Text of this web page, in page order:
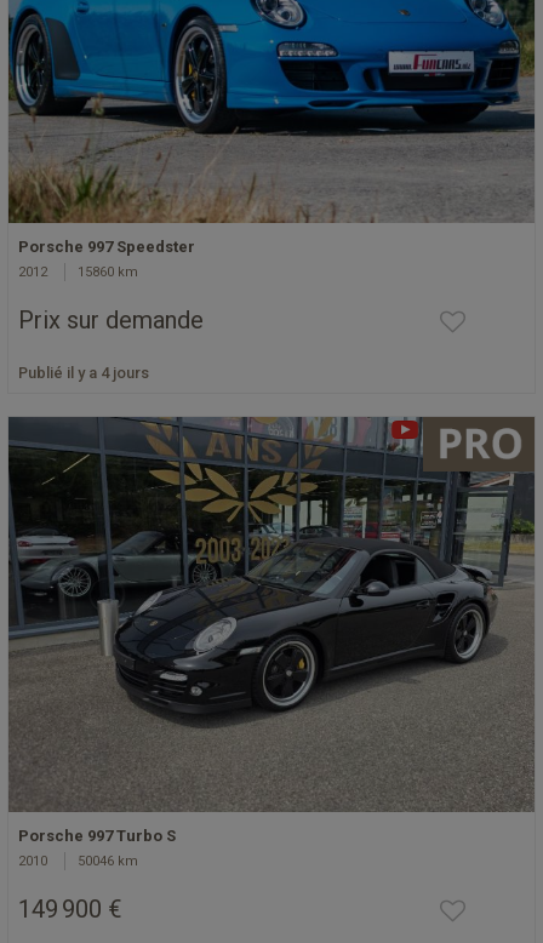
Porsche 997 Speedster
2012 15860 km
Prix sur demande
Publié il y a 4 jours
Porsche 997 Turbo S
2010 50046 km
149 900 €